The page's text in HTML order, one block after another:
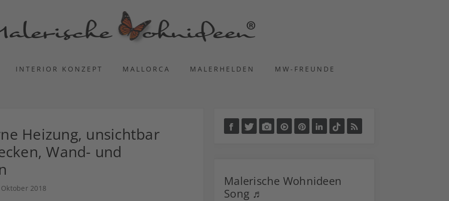
INTERIOR KONZEPT MALLORCA MALERHELDEN MW-FREUNDE
Heizung, unsichtbar
Wand- und
2018
Malerische Wohnideen
Song ♬